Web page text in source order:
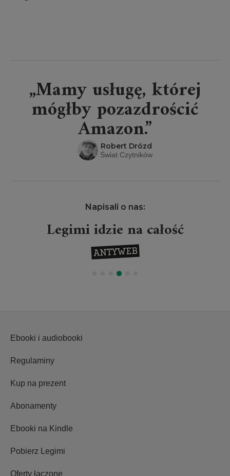
„Mamy usługę, której
mógłby pozazdrościć
Amazon.”
Robert Drózd
Świat Czytników
Napisali o nas:
Legimi idzie na całość
Ebooki i audiobooki
Regulaminy
Kup na prezent
Abonamenty
Ebooki na Kindle
Pobierz Legimi
Oferty łączone